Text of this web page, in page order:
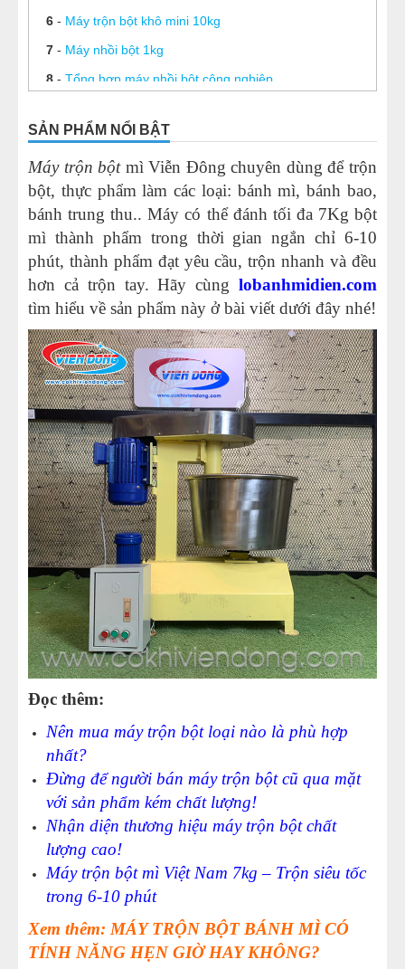
6- Máy trộn bột khô mini 10kg
7- Máy nhồi bột 1kg
8- Tổng hợp máy nhồi bột công nghiệp
10 -Máy đánh trứng trộn bột 20 Lit B20G
11 -Máy đánh trứng trộn bột đánh kem 15 Lit B15G
12 -Máy trộn bột công nghiệp SD 10D
13-Máy trộn bột nằm ngang 25kg
14
Máy trộn bột làm bánh
15
-Máy trộn bột đánh trứng 30 Lit B30G
16-Máy đánh trứng 7 lít B7
17-Máy đánh trứng trộn bột 2025
18-Máy đánh trứng trộn bột 7 Lit SL7
19-Máy trộn bột bánh trung thu 10kg
20-Máy trộn bột – Những lợi ích lớn khi sử dụng máy
trộn bột
21-Ưu điểm của máy trộn bột mì Việt Nam
22-Một số lưu ý khi sử dụng máy trộn bột Việt Nam
23-Nên mua máy trộn bột loại nào là phù hợp nhất?
SẢN PHẨM NỔI BẬT
Máy trộn bộtmì Viễn Đông chuyên dùng để trộn
bột, thực phẩm làm các loại: bánh mì, bánh bao,
bánh trung thu.. Máy có thể đánh tối đa 7Kg bột
mì thành phẩm trong thời gian ngắn chỉ 6-10
phút, thành phẩm đạt yêu cầu, trộn nhanh và đều
hơn cả trộn tay. Hãy cùng lobanhmidien.com
tìm hiểu về sản phẩm này ở bài viết dưới đây nhé!
Đọc thêm:
Nên mua máy trộn bột loại nào là phù hợp
nhất?
Đừng để người bán máy trộn bột cũ qua mặt
với sản phẩm kém chất lượng!
Nhận diện thương hiệu máy trộn bột chất
lượng cao!
Máy trộn bột mì Việt Nam 7kg – Trộn siêu tốc
trong 6-10 phút
Xem thêm: MÁY TRỘN BỘT BÁNH MÌ CÓ
TÍNH NĂNG HẸN GIỜ HAY KHÔNG?